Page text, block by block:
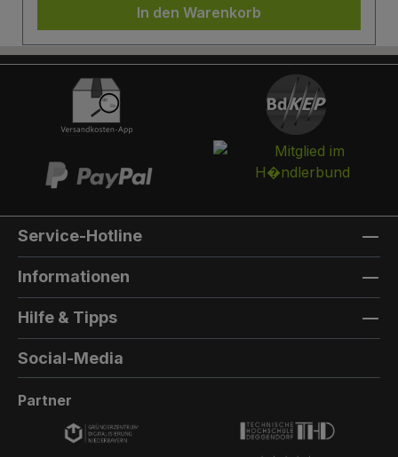
Ihrer Haustüre haben und die Paketbox mit
dem selben Schlüssel öffnen.
Briefkasten:Optional kann ein Briefkasten
integriert werden. Die Post landet in einem
separaten und absperrbaren Auffangkorb.
Hintertür:Auf der Rückseite können Sie eine
Hintertür integrieren. Die Farbe der Hintertür ist
immer die gleiche Farbe, wie die Türfarbe
vorne. Außenmaterial: 8mm HPL(High
Firma Trespa Bei Sonderfarbe: Bezeichnung
der TürfarbeGeben Sie hier den Namen Ihrer
Wunschfarbe an.Die Lieferzeit bei
Sonderfarben verlängert sich um 5 bis 6
AußenfarbeGeben Sie hier den Namen der
Wunschfarbe an.Hinweis: Falls Sie die Türfarbe
in der selben Farbe wie die Außenwandfarbe
berechnet wird.Die Lieferzeit bei Sonderfarben
In den Warenkorb
Service-Hotline
Informationen
Hilfe & Tipps
Social-Media
Partner